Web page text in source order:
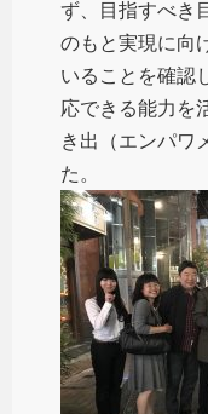
ず、目指すべき
のもと実現に向
いることを確認
応できる能力を
き出（エンパワ
た。